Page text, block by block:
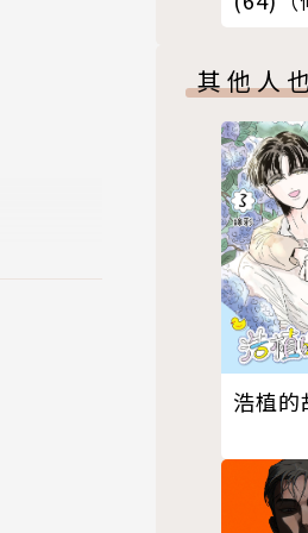
其他人
浩植的